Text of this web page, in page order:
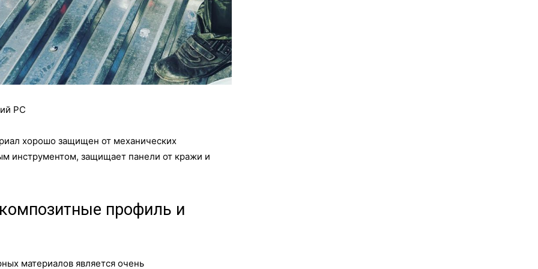
РС
хорошо защищен от механических
инструментом, защищает панели от кражи и
профиль и
материалов является очень